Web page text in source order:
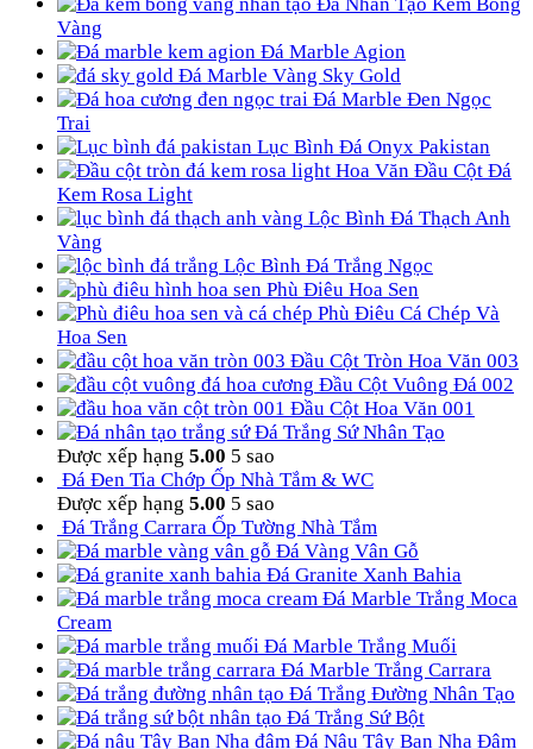
Đá Nhân Tạo Kem Bông
Vàng
Đá Marble Agion
Đá Marble Vàng Sky Gold
Đá Marble Đen Ngọc
Trai
Lục Bình Đá Onyx Pakistan
Hoa Văn Đầu Cột Đá
Kem Rosa Light
Lộc Bình Đá Thạch Anh
Vàng
Lộc Bình Đá Trắng Ngọc
Phù Điêu Hoa Sen
Phù Điêu Cá Chép Và
Hoa Sen
Đầu Cột Tròn Hoa Văn 003
Đầu Cột Vuông Đá 002
Đầu Cột Hoa Văn 001
Đá Trắng Sứ Nhân Tạo
Được xếp hạng 5.00 5 sao
Đá Đen Tia Chớp Ốp Nhà Tắm & WC
Được xếp hạng 5.00 5 sao
Đá Trắng Carrara Ốp Tường Nhà Tắm
Đá Vàng Vân Gỗ
Đá Granite Xanh Bahia
Đá Marble Trắng Moca
Cream
Đá Marble Trắng Muối
Đá Marble Trắng Carrara
Đá Trắng Đường Nhân Tạo
Đá Trắng Sứ Bột
Đá Nâu Tây Ban Nha Đậm